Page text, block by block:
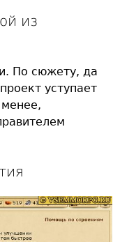
из
По сюжету, да
уступает